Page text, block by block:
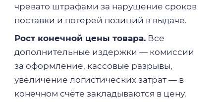
чревато штрафами за нарушение сроков
поставки и потерей позиций в выдаче.
Рост конечной цены товара.Все
дополнительные издержки — комиссии
за оформление, кассовые разрывы,
увеличение логистических затрат — в
конечном счёте закладываются в цену.